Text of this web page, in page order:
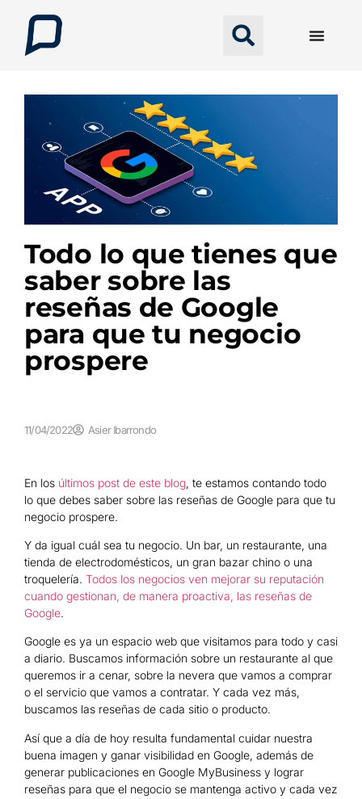
Todo lo que tienes que
saber sobre las
reseñas de Google
para que tu negocio
prospere
11/04/2022 Asier Ibarrondo
En los últimos post de este blog, te estamos contando todo
lo que debes saber sobre las reseñas de Google para que tu
negocio prospere.
Y da igual cuál sea tu negocio. Un bar, un restaurante, una
tienda de electrodomésticos, un gran bazar chino o una
troquelería. Todos los negocios ven mejorar su reputación
cuando gestionan, de manera proactiva, las reseñas de
Google.
Google es ya un espacio web que visitamos para todo y casi
a diario. Buscamos información sobre un restaurante al que
queremos ir a cenar, sobre la nevera que vamos a comprar
o el servicio que vamos a contratar. Y cada vez más,
buscamos las reseñas de cada sitio o producto.
Así que a día de hoy resulta fundamental cuidar nuestra
buena imagen y ganar visibilidad en Google, además de
generar publicaciones en Google MyBusiness y lograr
reseñas para que el negocio se mantenga activo y cada vez